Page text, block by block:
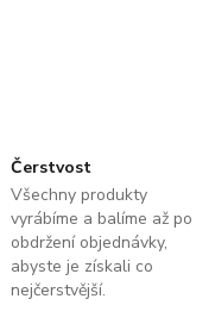
Čerstvost
Všechny produkty
vyrábíme a balíme až po
obdržení objednávky,
abyste je získali co
nejčerstvější.